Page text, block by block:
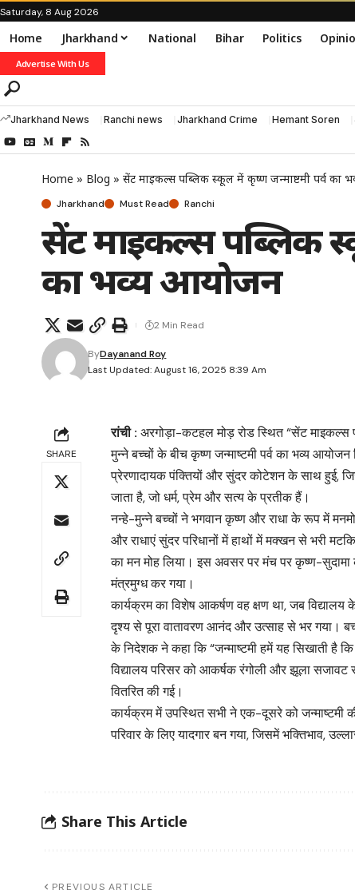
Saturday, 8 Aug 2026
Home Jharkhand National Bihar Politics
Advertise With Us
Jharkhand News Ranchi news Jharkhand Crime Hemant Soren
Home » Blog » सेंट माइकल्स पब्लिक स्कूल में कृष्ण जन्माष्टमी पर्व का
Jharkhand Must Read Ranchi
सेंट माइकल्स पब्लिक
का भव्य आयोजन
Last Updated: August 16, 2025 8:39 Am
ByDayanand Roy
2 Min Read
SHARE
रांची : अरगोड़ा-कटहल मोड़ रोड स्थित “सेंट माइकल्स
मुन्ने बच्चों के बीच कृष्ण जन्माष्टमी पर्व का भव्य
प्रेरणादायक पंक्तियों और सुंदर कोटेशन के साथ हुई,
जाता है, जो धर्म, प्रेम और सत्य के प्रतीक हैं।
नन्हे-मुन्ने बच्चों ने भगवान कृष्ण और राधा के रूप में
और राधाएं सुंदर परिधानों में हाथों में मक्खन से भरी
का मन मोह लिया। इस अवसर पर मंच पर कृष्ण-सुदामा
मंत्रमुग्ध कर गया।
कार्यक्रम का विशेष आकर्षण वह क्षण था, जब
दृश्य से पूरा वातावरण आनंद और उत्साह से भर गया।
के निदेशक ने कहा कि “जन्माष्टमी हमें यह सिखाती है
विद्यालय परिसर को आकर्षक रंगोली और झूला
वितरित की गई।
कार्यक्रम में उपस्थित सभी ने एक-दूसरे को जन्माष्टमी
परिवार के लिए यादगार बन गया, जिसमें भक्तिभाव,
Share This Article
PREVIOUS ARTICLE